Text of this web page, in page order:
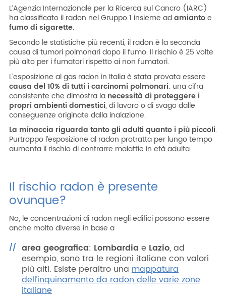
L’Agenzia Internazionale per la Ricerca sul Cancro (IARC)
ha classificato il radon nel Gruppo 1 insieme adamiantoe
fumo di sigarette.
Secondo le statistiche più recenti, il radon è la seconda
causa di tumori polmonari dopo il fumo. Il rischio è 25 volte
più alto per i fumatori rispetto ai non fumatori.
L’esposizione al gas radon in Italia è stata provata essere
causa del 10% di tutti i carcinomi polmonari: una cifra
consistente che dimostra la necessità di proteggere i
propri ambientidomestici, di lavoro o di svago dalle
conseguenze originate dalla inalazione.
La minaccia riguarda tanto gli adulti quanto i più piccoli.
Purtroppo l’esposizione al radon protratta per lungo tempo
aumenta il rischio di contrarre malattie in età adulta.
Il rischio radon è presente
ovunque?
No, le concentrazioni di radon negli edifici possono essere
anche molto diverse in base a
area geografica: Lombardia e Lazio, ad
esempio, sono tra le regioni italiane con valori
più alti. Esiste peraltro una mappatura
dell’inquinamento da radon delle varie zone
italiane